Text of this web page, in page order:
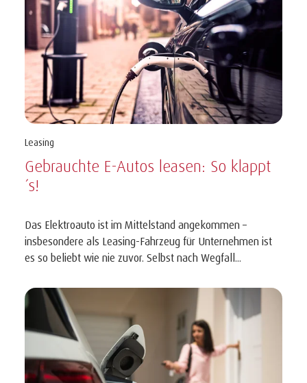
Leasing
Gebrauchte E-Autos leasen: So klappt
´s!
Das Elektroauto ist im Mittelstand angekommen –
insbesondere als Leasing-Fahrzeug für Unternehmen ist
es so beliebt wie nie zuvor. Selbst nach Wegfall...